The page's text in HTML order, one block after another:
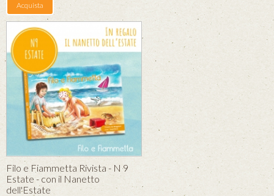
Acquista
Filo e Fiammetta Rivista - N 9
Estate - con il Nanetto
dell'Estate